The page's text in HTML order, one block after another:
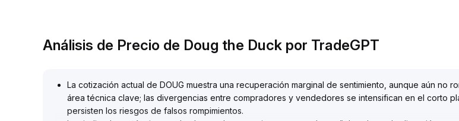
Análisis de Precio de Doug the Duck por TradeGPT
La cotización actual de DOUG muestra una recuperación marginal de sentimiento, aunque aún no
área técnica clave; las divergencias entre compradores y vendedores se intensifican en el corto
persisten los riesgos de falsos rompimientos.